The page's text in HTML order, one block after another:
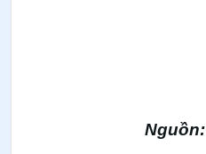
Nguồn: